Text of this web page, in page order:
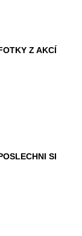
Z AKCÍ
SI